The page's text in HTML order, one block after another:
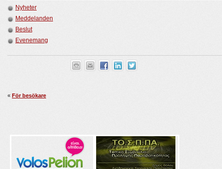
Nyheter
Meddelanden
Beslut
Evenemang
« För besökare